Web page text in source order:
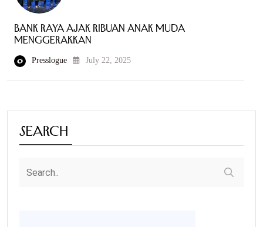
Bank Raya Ajak Ribuan Anak Muda
Menggerakkan
Presslogue July 22, 2025
Search